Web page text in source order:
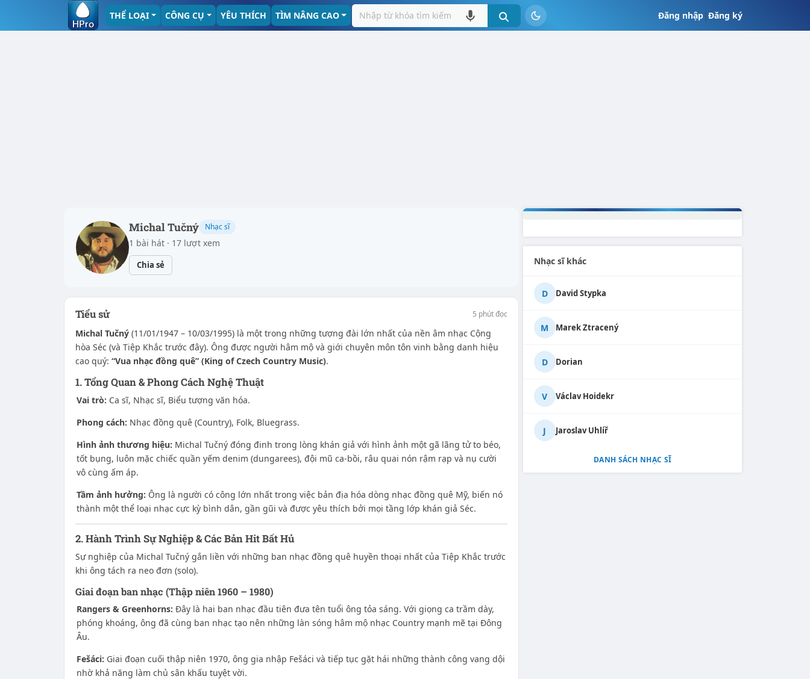
Đăng nhập|Đăng ký
THỂ LOẠI CÔNG CỤ YÊU THÍCH TÌM NÂNG CAO
Michal Tučný Nhạc sĩ
1 bài hát · 17 lượt xem
Chia sẻ
Tiểu sử 5 phút đọc
Michal Tučný(11/01/1947 – 10/03/1995) là một trong những tượng đài lớn nhất của nền âm nhạc Cộng
hòa Séc (và Tiệp Khắc trước đây). Ông được người hâm mộ và giới chuyên môn tôn vinh bằng danh hiệu
cao quý: “Vua nhạc đồng quê” (King of Czech Country Music).
1. Tổng Quan & Phong Cách Nghệ Thuật
Vai trò: Ca sĩ, Nhạc sĩ, Biểu tượng văn hóa.
Phong cách: Nhạc đồng quê (Country), Folk, Bluegrass.
Hình ảnh thương hiệu: Michal Tučný đóng đinh trong lòng khán giả với hình ảnh một gã lãng tử to béo,
tốt bụng, luôn mặc chiếc quần yếm denim (dungarees), đội mũ ca-bồi, râu quai nón rậm rạp và nụ cười
vô cùng ấm áp.
Tầm ảnh hưởng: Ông là người có công lớn nhất trong việc bản địa hóa dòng nhạc đồng quê Mỹ, biến nó
thành một thể loại nhạc cực kỳ bình dân, gần gũi và được yêu thích bởi mọi tầng lớp khán giả Séc.
2. Hành Trình Sự Nghiệp & Các Bản Hit Bất Hủ
Sự nghiệp của Michal Tučný gắn liền với những ban nhạc đồng quê huyền thoại nhất của Tiệp Khắc trước
khi ông tách ra neo đơn (solo).
Giai đoạn ban nhạc (Thập niên 1960 – 1980)
Rangers & Greenhorns: Đây là hai ban nhạc đầu tiên đưa tên tuổi ông tỏa sáng. Với giọng ca trầm dày,
phóng khoáng, ông đã cùng ban nhạc tạo nên những làn sóng hâm mộ nhạc Country mạnh mẽ tại Đông
Âu.
Fešáci: Giai đoạn cuối thập niên 1970, ông gia nhập Fešáci và tiếp tục gặt hái những thành công vang dội
nhờ khả năng làm chủ sân khấu tuyệt vời.
Nhạc sĩ khác
D David Stypka
M Marek Ztracený
D Dorian
V Václav Hoidekr
J Jaroslav Uhlíř
DANH SÁCH NHẠC SĨ